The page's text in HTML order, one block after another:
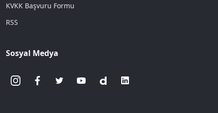
KVKK Başvuru Formu
RSS
Sosyal Medya